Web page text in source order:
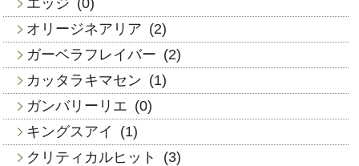
オリージネアリア (2)
ガーベラフレイバー (2)
カッタラキマセン (1)
ガンバリーリエ (0)
キングスアイ
(1)
クリティカルヒット
(3)